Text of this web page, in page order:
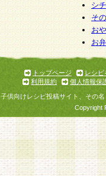
シ
そ
お
お
トップページ
レシピ
利用規約
個人情報保
子供向けレシピ投稿サイト、その
Copyright